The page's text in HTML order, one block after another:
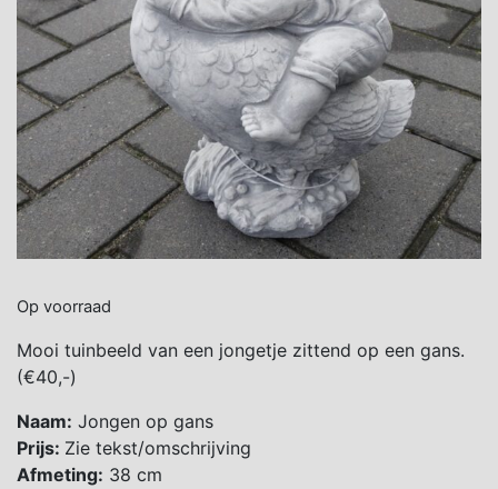
Op voorraad
Mooi tuinbeeld van een jongetje zittend op een gans.
(€40,-)
Naam: Jongen op gans
Prijs: Zie tekst/omschrijving
Afmeting: 38 cm